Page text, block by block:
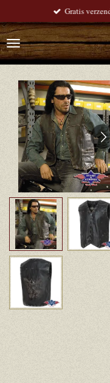
direct
naar
de
Gratis